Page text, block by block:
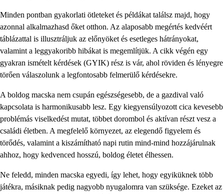
Minden pontban gyakorlati ötleteket és példákat találsz majd, hogy
azonnal alkalmazhasd őket otthon. Az alaposabb megértés kedvéért
táblázattal is illusztráljuk az előnyöket és esetleges hátrányokat,
valamint a leggyakoribb hibákat is megemlítjük. A cikk végén egy
gyakran ismételt kérdések (GYIK) rész is vár, ahol röviden és lényegre
törően válaszolunk a legfontosabb felmerülő kérdésekre.
A boldog macska nem csupán egészségesebb, de a gazdival való
kapcsolata is harmonikusabb lesz. Egy kiegyensúlyozott cica kevesebb
problémás viselkedést mutat, többet dorombol és aktívan részt vesz a
családi életben. A megfelelő környezet, az elegendő figyelem és
törődés, valamint a kiszámítható napi rutin mind-mind hozzájárulnak
ahhoz, hogy kedvenced hosszú, boldog életet élhessen.
Ne feledd, minden macska egyedi, így lehet, hogy egyiküknek több
játékra, másiknak pedig nagyobb nyugalomra van szüksége. Ezeket az